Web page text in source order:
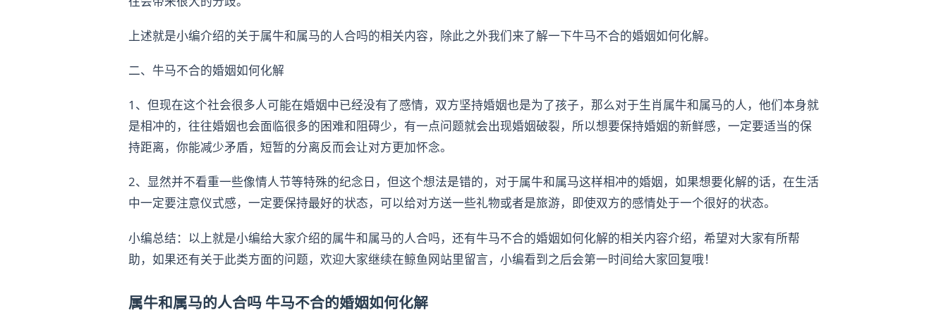
上述就是小编介绍的关于属牛和属马的人合吗的相关内容，除此之外我们来了解一下牛马不合的婚姻如何化解。
二、牛马不合的婚姻如何化解
1、但现在这个社会很多人可能在婚姻中已经没有了感情，双方坚持婚姻也是为了孩子，那么对于生肖属牛和属马的人，他们本身就
是相冲的，往往婚姻也会面临很多的困难和阻碍少，有一点问题就会出现婚姻破裂，所以想要保持婚姻的新鲜感，一定要适当的保
持距离，你能减少矛盾，短暂的分离反而会让对方更加怀念。
2、显然并不看重一些像情人节等特殊的纪念日，但这个想法是错的，对于属牛和属马这样相冲的婚姻，如果想要化解的话，在生活
中一定要注意仪式感，一定要保持最好的状态，可以给对方送一些礼物或者是旅游，即使双方的感情处于一个很好的状态。
小编总结：以上就是小编给大家介绍的属牛和属马的人合吗，还有牛马不合的婚姻如何化解的相关内容介绍，希望对大家有所帮
助，如果还有关于此类方面的问题，欢迎大家继续在鲸鱼网站里留言，小编看到之后会第一时间给大家回复哦！
属牛和属马的人合吗 牛马不合的婚姻如何化解